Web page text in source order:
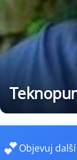
💕Objevuj